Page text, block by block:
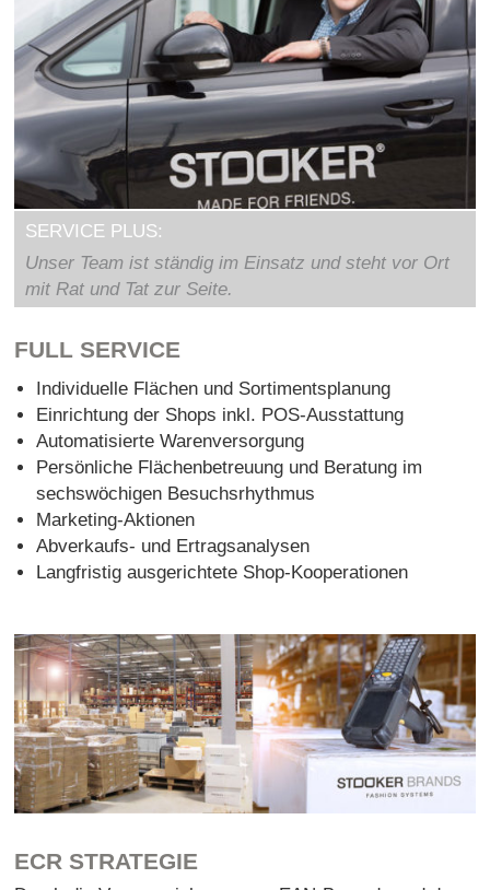
SERVICE PLUS:
Unser Team ist ständig im Einsatz und steht vor Ort
mit Rat und Tat zur Seite.
FULL SERVICE
Individuelle Flächen und Sortimentsplanung
Einrichtung der Shops inkl. POS-Ausstattung
Automatisierte Warenversorgung
Persönliche Flächenbetreuung und Beratung im
sechswöchigen Besuchsrhythmus
Marketing-Aktionen
Abverkaufs- und Ertragsanalysen
Langfristig ausgerichtete Shop-Kooperationen
ECR STRATEGIE